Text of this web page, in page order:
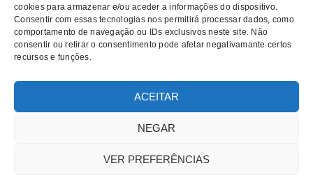
cookies para armazenar e/ou aceder a informações do dispositivo.
Consentir com essas tecnologias nos permitirá processar dados, como
comportamento de navegação ou IDs exclusivos neste site. Não
consentir ou retirar o consentimento pode afetar negativamante certos
recursos e funções.
ACEITAR
NEGAR
VER PREFERÊNCIAS
Política
de
Privacidade
da